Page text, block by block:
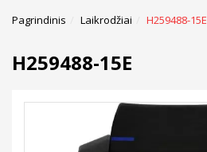
Pagrindinis Laikrodžiai H259488-15E
H259488-15E